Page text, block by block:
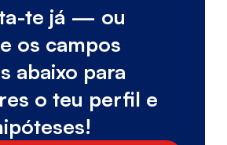
te já — ou
os campos
abaixo para
o teu perfil e